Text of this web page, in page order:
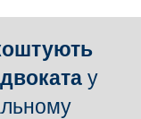
у